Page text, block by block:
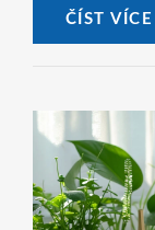
spoustu
váš oslnivý
ČÍST VÍCE